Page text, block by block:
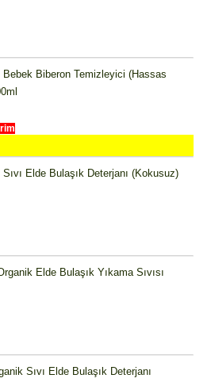
Bebek Biberon Temizleyici (Hassas
Elde Bulaşık Deterjanı (Kokusuz)
Elde Bulaşık Yıkama Sıvısı
Sıvı Elde Bulaşık Deterjanı